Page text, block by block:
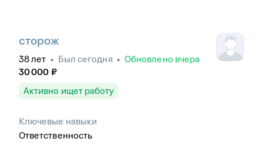
сторож
38лет • Был сегодня • Обновлено вчера
30 000 ₽
Активно ищет работу
Ключевые навыки
Ответственность